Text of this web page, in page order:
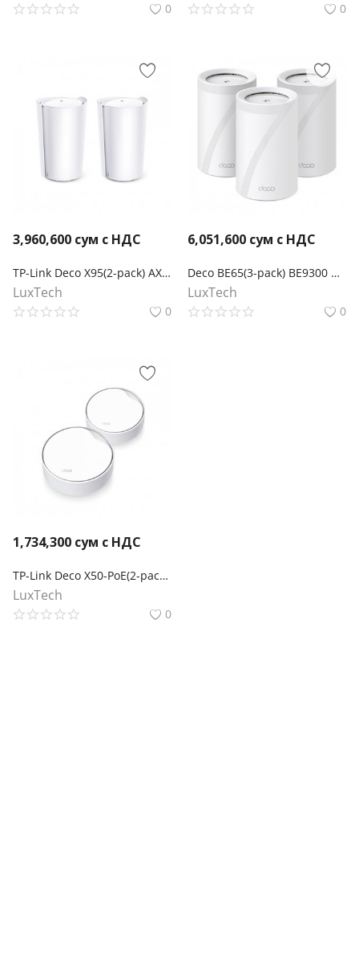
0 0
3,960,600 сум с НДС
TP-Link Deco X95(2-pack) AX7800 Гигабитная трехдиапазонная домашняя Mesh-система
LuxTech
0
6,051,600 сум с НДС
Deco BE65(3-pack) BE9300 Трехдиапазонная Mesh-система Wi-Fi 7
LuxTech
0
1,734,300 сум с НДС
TP-Link Deco X50-PoE(2-pack) AX3000 Mesh-система Wi-Fi 6 с поддержкой PoE
LuxTech
0